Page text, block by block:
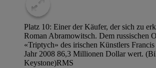
Platz 10: Einer der Käufer, der sich zu
Roman Abramowitsch. Dem russischen
«Triptych» des irischen Künstlers
Jahr 2008 86,3 Millionen Dollar wert.
Keystone)RMS